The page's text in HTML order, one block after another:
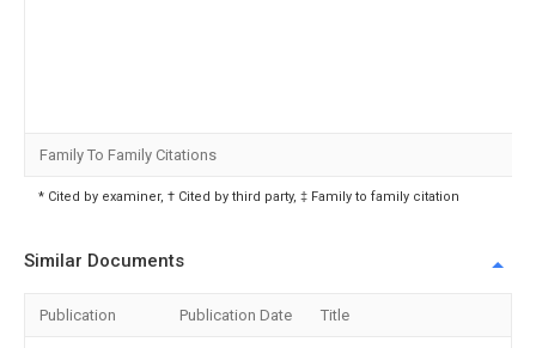
Family To Family Citations
* Cited by examiner, † Cited by third party, ‡ Family to family citation
Similar Documents
Publication Publication Date Title